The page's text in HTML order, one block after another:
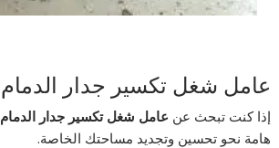
عامل شغل تكسير جدار الدمام
إذا كنت تبحث عن عامل شغل تكسير جدار الدمام
هامة نحو تحسين وتجديد مساحتك الخاصة.